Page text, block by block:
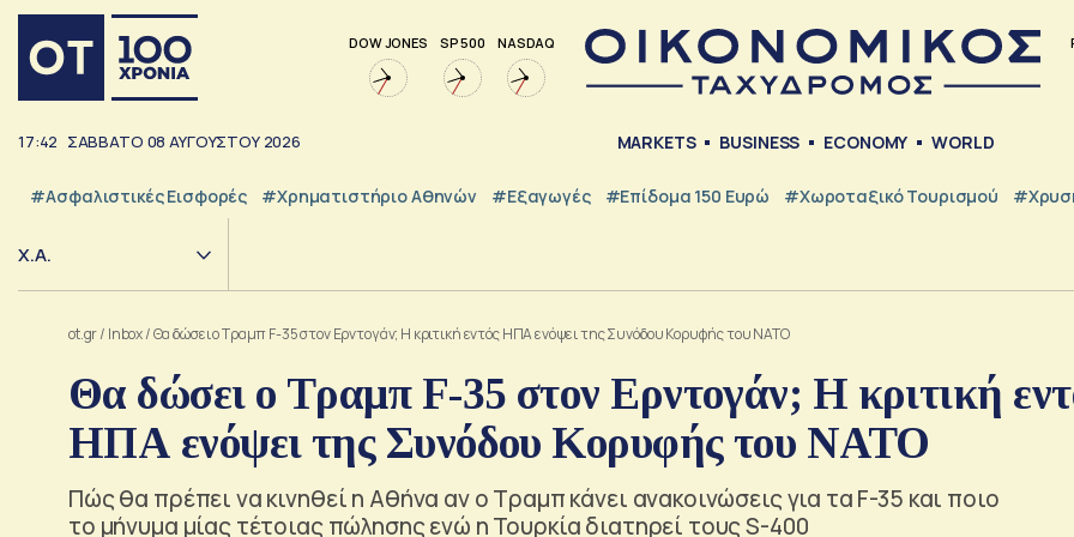
DOW JONES SP 500 NASDAQ
17:42 ΣΑΒΒΑΤΟ 08 ΑΥΓΟΥΣΤΟΥ 2026 MARKETS BUSINESS ECONOMY WORLD
#Ασφαλιστικές Εισφορές #Χρηματιστήριο Αθηνών #εξαγωγές #Επίδομα 150 Ευρώ #Χωροταξικό Τουρισμού
Χ.Α.
ot.gr/ Inbox/Θα δώσει ο Τραμπ F-35 στον Ερντογάν; Η κριτική εντός ΗΠΑ ενόψει της Συνόδου Κορυφής του ΝΑΤΟ
Θα δώσει ο Τραμπ F-35 στον Ερντογάν; Η κριτική
ΗΠΑ ενόψει της Συνόδου Κορυφής του ΝΑΤΟ
Πώς θα πρέπει να κινηθεί η Αθήνα αν ο Τραμπ κάνει ανακοινώσεις για τα F-35 και ποιο
το μήνυμα μίας τέτοιας πώλησης ενώ η Τουρκία διατηρεί τους S-400